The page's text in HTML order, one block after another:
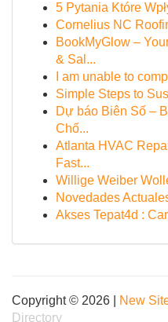
5 Pytania Które
Cornelius NC
BookMyGlow –
& Sal...
I am unable to
Simple Steps to
Dự báo Biên Số –
Chố...
Atlanta HVAC
Fast...
Willige Weiber
Novedades
Akses Tepat4d :
Copyright © 2026 | New
Directory